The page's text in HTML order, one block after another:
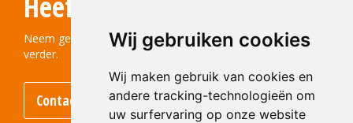
Wij gebruiken cookies
Wij maken gebruik van cookies en
andere tracking-technologieën om
uw surfervaring op onze website
215x100x65
Structuur:
Kleur:
Rood
Neem gerust contact met ons op! We helpen u graag
verder.
Contact opnemen